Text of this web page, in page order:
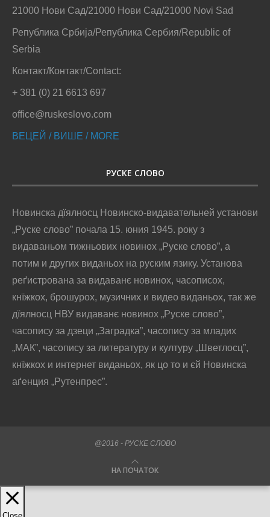
21000 Нови Сад/21000 Нови Сад/21000 Novi Sad
Република Србија/Република Сербия/Republic of
Serbia
Контакт/Контакт/Contact:
+ 381 (0) 21 6613 697
office@ruskeslovo.com
ВЕЦЕЙ / ВИШЕ / MORE
РУСКЕ СЛОВО
Новинска дїялносц Новинско-видавательней установи
„Руске слово” почала 15. юния 1945. року з
видаваньом тижньових новинох „Руске слово”, а
потим и других виданьох на руским язику. Установа
реґистрована за видаванє новинох, часописох,
кнїжкох, брошурох, музичних и видео виданьох, так же
дїялносц НВУ видаванє новинох „Руске слово”,
часопису за дзеци „Заградка”, часопису за младих
„МАК”, часопису за литературу и културу „Шветлосц”,
кнїжкох и интернет виданьох, як цо то и єй Новинска
аґенция „Рутенпрес”.
@2016 - РУСКЕ СЛОВО
НА ПОЧАТОК